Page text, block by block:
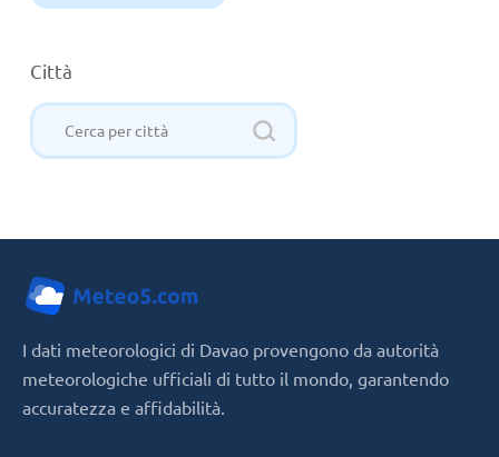
Città
I dati meteorologici di Davao provengono da autorità
meteorologiche ufficiali di tutto il mondo, garantendo
accuratezza e affidabilità.